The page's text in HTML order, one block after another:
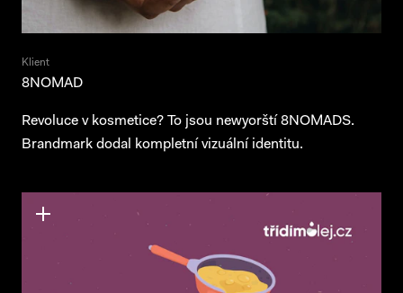
Klient
8NOMAD
Revoluce v kosmetice? To jsou newyorští 8NOMADS.
Brandmark dodal kompletní vizuální identitu.